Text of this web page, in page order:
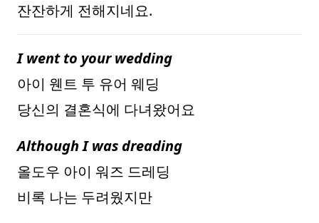
잔잔하게 전해지네요.
I went to your wedding
아이 웬트 투 유어 웨딩
당신의 결혼식에 다녀왔어요
Although I was dreading
올도우 아이 워즈 드레딩
비록 나는 두려웠지만